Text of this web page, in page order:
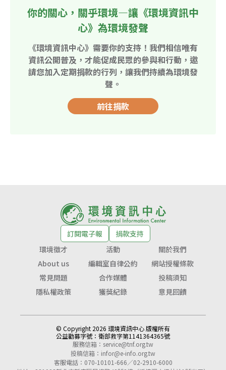
你的關心，關乎環境—讓《環境資訊中
心》為環境發聲
《環境資訊中心》需要你的支持！我們相信唯有
資訊公開普及，才能促成民眾的參與和行動，邀
請您加入定期捐款的行列，讓我們持續為環境發
聲。
前往捐款
訂閱電子報
捐款支持
環境徵才
活動
關於我們
About us
編輯室自律公約
網站授權條款
常見問題
合作媒體
投稿須知
隱私權政策
獲獎紀錄 意見回饋
© Copyright 2026 環境資訊中心 版權所有
公益勸募字號： 衛部救字第1141364365號
服務信箱： service@tnf.org.tw
投稿信箱： infor@e-info.org.tw
客服電話：070-10101-666／02-2910-6000